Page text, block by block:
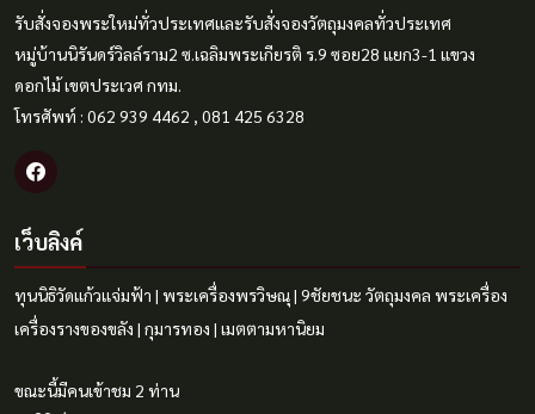
รับสั่งจองพระใหม่ทั่วประเทศและรับสั่งจองวัตถุมงคลทั่วประเทศ
หมู่บ้านนิรันดร์วิลล์ราม2 ซ.เฉลิมพระเกียรติ ร.9 ซอย28 แยก3-1 แขวง
ดอกไม้ เขตประเวศ กทม.
โทรศัพท์ : 062 939 4462 , 081 425 6328
เว็บลิงค์
ทุนนิธิวัดแก้วแจ่มฟ้า | พระเครื่องพรวิษณุ| 9ชัยชนะ วัตถุมงคล พระเครื่อง
เครื่องรางของขลัง | กุมารทอง | เมตตามหานิยม
ขณะนี้มีคนเข้าชม 2 ท่าน